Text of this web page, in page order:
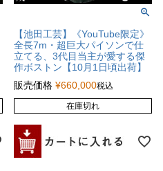
【池田工芸】《YouTube限定》
全長7m・超巨大パイソンで仕
立てる、3代目当主が愛する傑
作ボストン【10月1日頃出荷】
販売価格 ¥660,000税込
在庫切れ